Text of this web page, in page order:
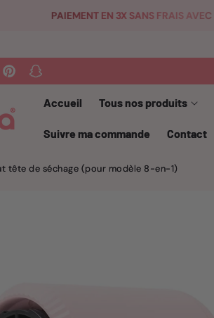
3X SANS FRAIS AVEC KLARNA
PinterestSnapchat
Accueil Tous nos produits
Suivre ma commande Contact
tête de séchage (pour modèle 8-en-1)